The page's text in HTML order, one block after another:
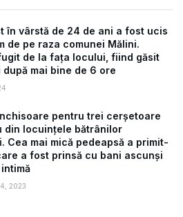
în vârstă de 24 de ani a fost ucis
de pe raza comunei Mălini.
de la fața locului, fiind găsit
mai bine de 6 ore
pentru trei cerșetoare
din locuințele bătrânilor
Cea mai mică pedeapsă a primit-
a fost prinsă cu bani ascunși
2023